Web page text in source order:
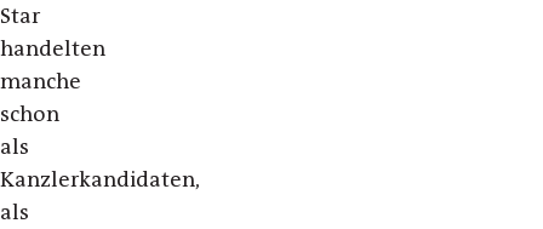
Star
handelten
manche
schon
als
Kanzlerkandidaten,
als